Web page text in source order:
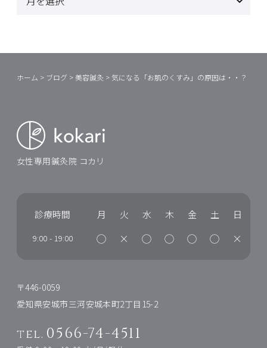
ホーム > ブログ >美容鍼灸 > 気になる「お肌のくすみ」の原因は・・？
女性専用鍼灸院 コカリ
診療時間 月 火 水 木 金 土 日
9:00 - 19:00 ◯ × ◯ ◯ ◯ ◯ ×
〒446-0059
愛知県安城市三河安城本町2丁目15-2
tel. 0566-74-4511